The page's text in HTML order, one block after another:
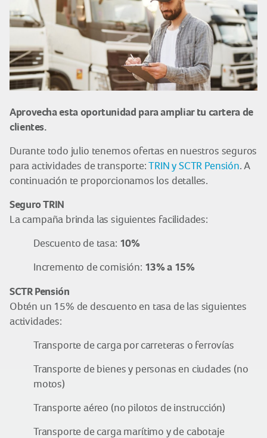
Aprovecha esta oportunidad para ampliar tu cartera de
clientes.
Durante todo julio tenemos ofertas en nuestros seguros
para actividades de transporte:TRIN y SCTR Pensión. A
continuación te proporcionamos los detalles.
Seguro TRIN
La campaña brinda las siguientes facilidades:
Descuento de tasa: 10%
Incremento de comisión: 13% a 15%
SCTR Pensión
Obtén un 15% de descuento en tasa de las siguientes
actividades:
Transporte de carga por carreteras o ferrovías
Transporte de bienes y personas en ciudades (no
motos)
Transporte aéreo (no pilotos de instrucción)
Transporte de carga marítimo y de cabotaje